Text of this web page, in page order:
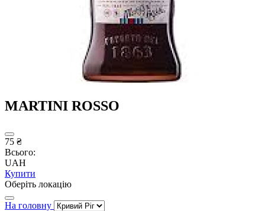
MARTINI ROSSO
75 ₴
Всього:
UAH
Купити
Оберіть локацію
На головну